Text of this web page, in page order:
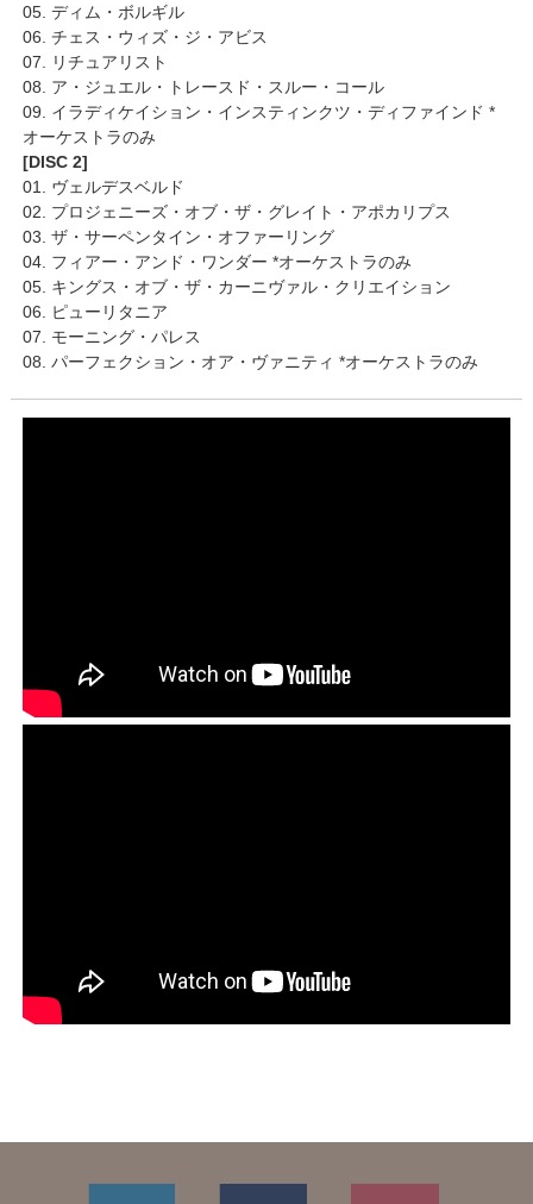
05. ディム・ボルギル
06. チェス・ウィズ・ジ・アビス
07. リチュアリスト
08. ア・ジュエル・トレースド・スルー・コール
09. イラディケイション・インスティンクツ・ディファインド *
オーケストラのみ
[DISC 2]
01. ヴェルデスベルド
02. プロジェニーズ・オブ・ザ・グレイト・アポカリプス
03. ザ・サーペンタイン・オファーリング
04. フィアー・アンド・ワンダー *オーケストラのみ
05. キングス・オブ・ザ・カーニヴァル・クリエイション
06. ピューリタニア
07. モーニング・パレス
08. パーフェクション・オア・ヴァニティ *オーケストラのみ